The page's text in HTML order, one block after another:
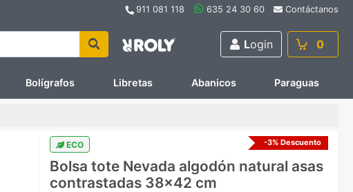
911 081 118 635 24 30 60 Contáctanos
Login 0
Bolígrafos Libretas Abanicos Paraguas
ECO -3% Descuento
Bolsa tote Nevada algodón natural asas
contrastadas 38x42 cm